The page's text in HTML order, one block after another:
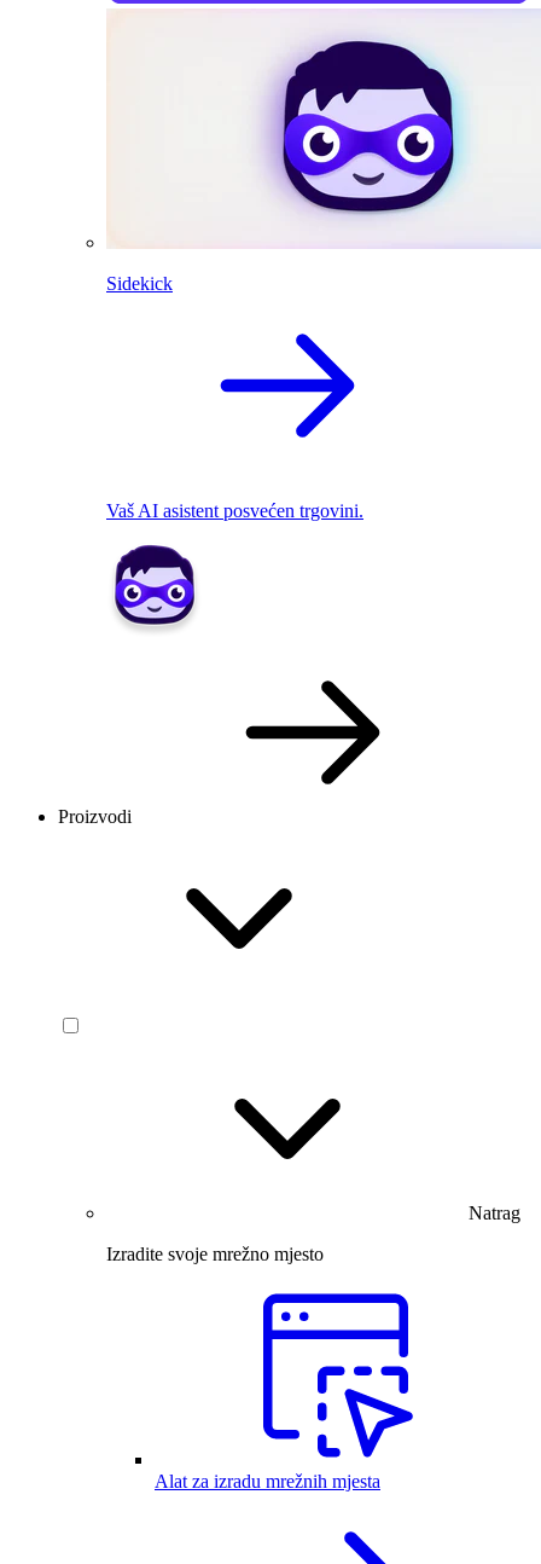
Sidekick
Vaš AI asistent posvećen trgovini.
Proizvodi
Natrag
Izradite svoje mrežno mjesto
Alat za izradu mrežnih mjesta